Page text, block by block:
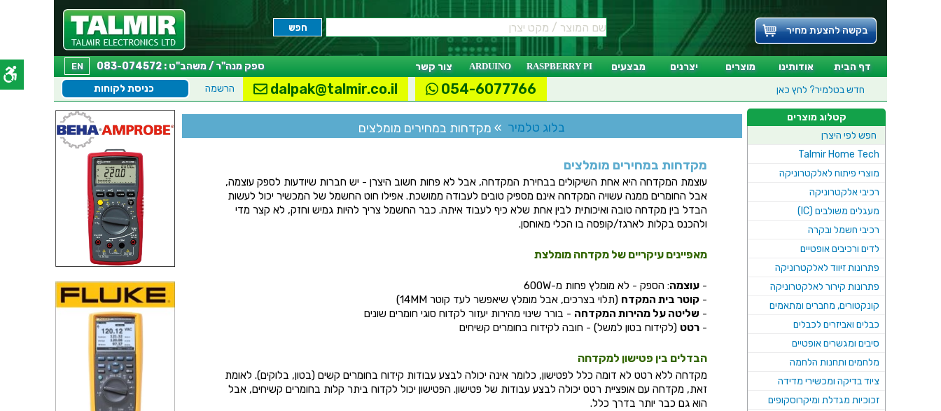
בקשה להצעת מחיר
דף הבית אודותינו מוצרים יצרנים מבצעים RASPBERRY PI
ARDUINO צור קשר EN
ספק מנה"ר / משהב"ט : 083-074572
חדש בטלמיר? לחץ כאן כניסת לקוחות הרשמה dalpak@talmir.co.il 054-6077766
בלוג טלמיר » מקדחות במחירים מומלצים
מקדחות במחירים מומלצים
עוצמת המקדחה היא אחת השיקולים בבחירת המקדחה, אבל לא פחות חשוב היצרן - יש חברות שיודעות לספק עוצמה,
אבל החומרים ממנה עשויה המקדחה אינם מספיק טובים לעבודה ממושכת. אפילו חוט החשמל של המכשיר יכול לעשות
הבדל בין מקדחה טובה ואיכותית לבין אחת שלא כיף לעבוד איתה. כבר החשמל צריך להיות גמיש וחזק, לא קצר מדי
ולהכנס בקלות לארגז/קופסה בו הכלי מאוחסן.
מאפיינים עיקריים של מקדחה מומלצת
-עוצמה: הספק - לא מומלץ פחות מ-600W
-קוטר בית המקדח (תלוי בצרכים, אבל מומלץ שיאפשר לעד קוטר 14MM)
- שליטה על מהירות המקדחה - בורר שינוי מהירות יעזור לקדוח סוגי חומרים שונים
-רטט (לקידוח בטון למשל) - חובה לקידוח בחומרים קשיחים
הבדלים בין פטישון למקדחה
מקדחה ללא רטט לא דומה כלל לפטישון, כלומר אינה יכולה לבצע עבודות קידוח בחומרים קשים (בטון, בלוקים). לאומת
זאת, מקדחה עם אופציית רטט יכולה לבצע עבודות של פטישון. הפטישון יכול לקדוח ביתר קלות בחומרים קשיחים, אבל
הוא גם כבר יותר בדרך כלל.
קטלוג מוצרים
חפש לפי היצרן
Talmir Home Tech
מוצרי פיתוח לאלקטרוניקה
רכיבי אלקטרוניקה
מעגלים משולבים (IC)
רכיבי חשמל ובקרה
לדים ורכיבים אופטיים
פתרונות זיווד לאלקטרוניקה
פתרונות קירור לאלקטרוניקה
קונקטורים, מחברים ומתאמים
כבלים ואביזרים לכבלים
סיבים ומגשרים אופטיים
מלחמים ותחנות הלחמה
ציוד בדיקה ומכשירי מדידה
זכוכיות מגדלת ומיקרוסקופים